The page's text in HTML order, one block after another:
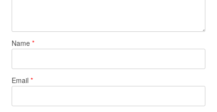
Name *
Email *